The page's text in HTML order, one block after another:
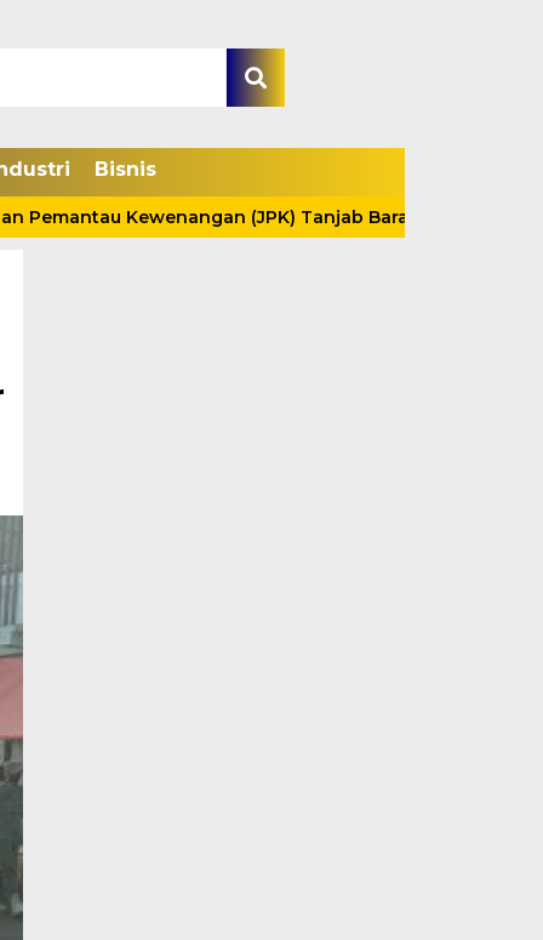
Bisnis
Kewenangan (JPK) Tanjab Barat Survei Produk